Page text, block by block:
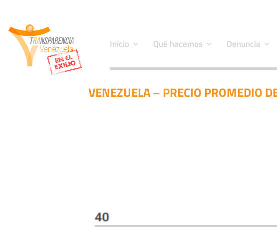
Inicio Qué hacemos Denuncia
VENEZUELA – PRECIO PROMEDIO